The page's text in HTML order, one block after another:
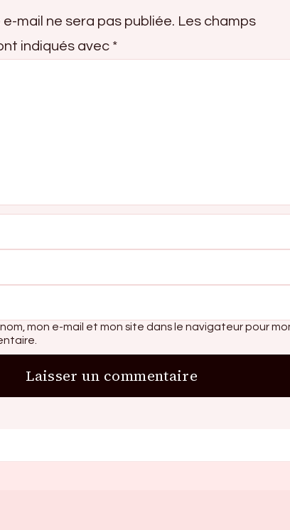
mail ne sera pas publiée. Les champs
indiqués avec *
mon e-mail et mon site dans le navigateur pour